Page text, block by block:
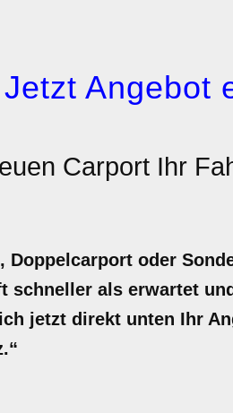
Angebot
Carport Ihr
Doppelcarport oder
schneller als erwartet
jetzt direkt unten Ihr